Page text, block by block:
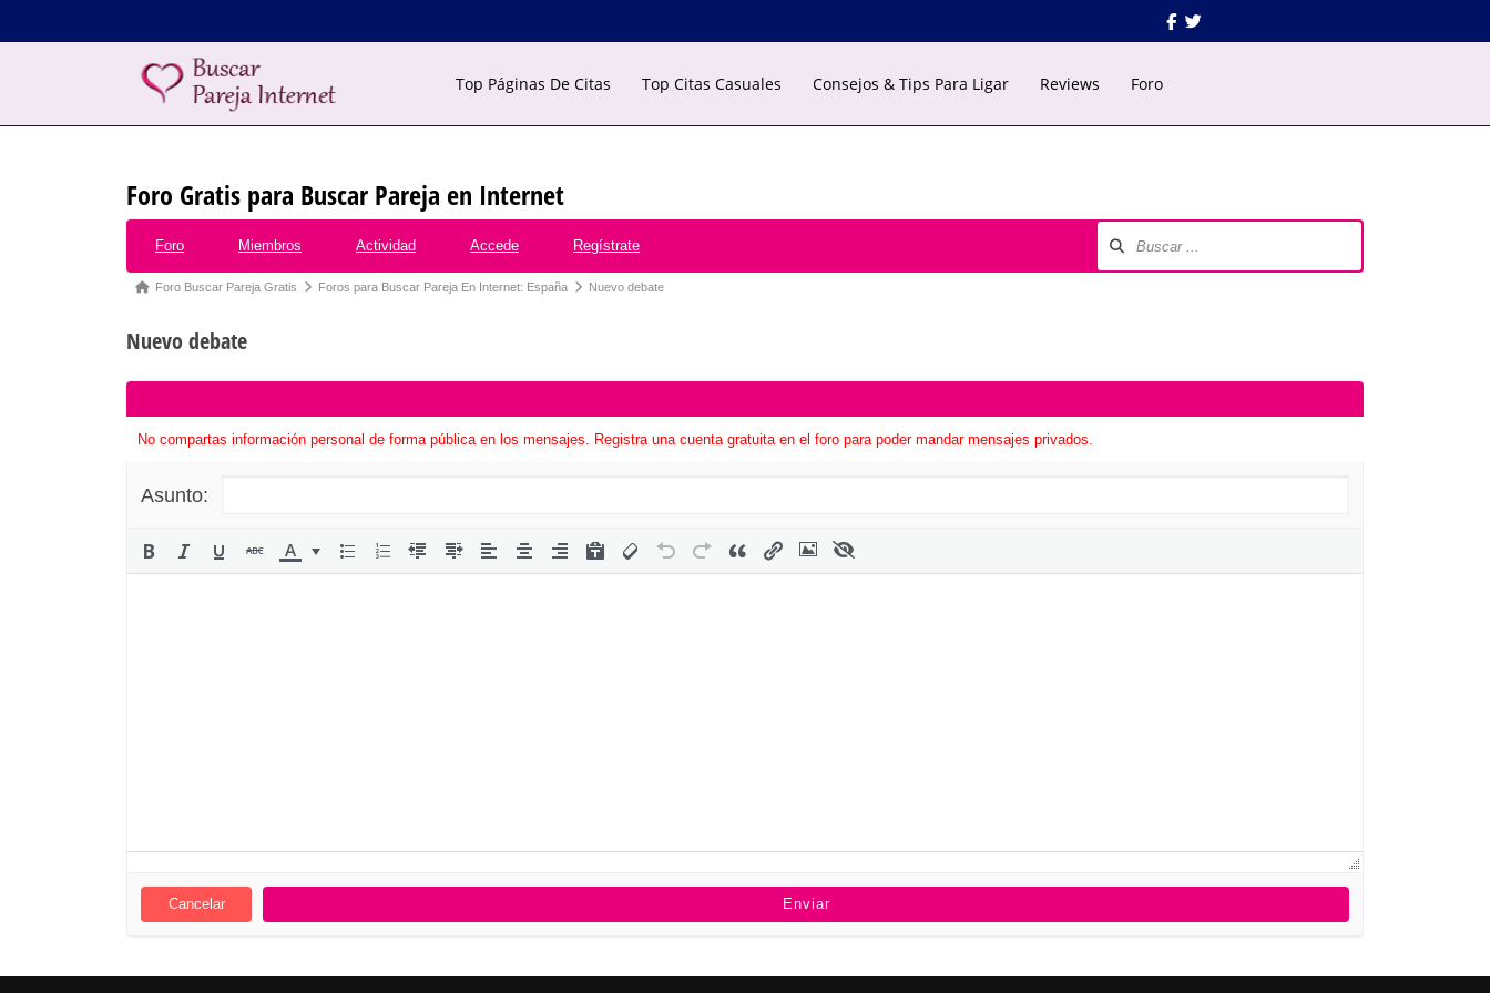
Facebook
Twitter
Top Páginas De Citas Top Citas Casuales Consejos & Tips Para Ligar Reviews Foro
Foro Gratis para Buscar Pareja en Internet
Navigation
Foro Miembros Actividad Accede Regístrate
Forum
-
Foro Buscar Pareja Gratis Foros para Buscar Pareja En Internet: España Nuevo debate
Nuevo debate
No compartas información personal de forma pública en los mensajes. Registra una cuenta gratuita en el foro para poder mandar mensajes privados.
Asunto:
Cancelar